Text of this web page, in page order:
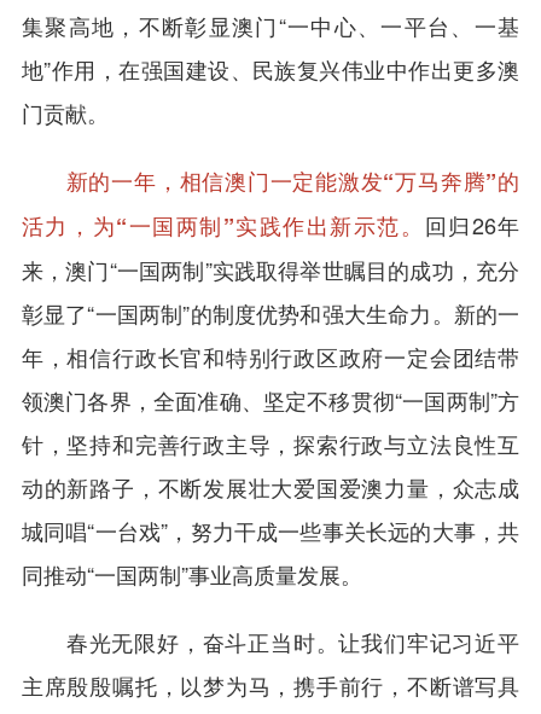
集聚高地，不断彰显澳门“一中心、一平台、一基
地”作用，在强国建设、民族复兴伟业中作出更多澳
门贡献。
新的一年，相信澳门一定能激发“万马奔腾”的
活力，为“一国两制”实践作出新示范。 回归26年
来，澳门“一国两制”实践取得举世瞩目的成功，充分
彰显了“一国两制”的制度优势和强大生命力。新的一
年，相信行政长官和特别行政区政府一定会团结带
领澳门各界，全面准确、坚定不移贯彻“一国两制”方
针，坚持和完善行政主导，探索行政与立法良性互
动的新路子，不断发展壮大爱国爱澳力量，众志成
城同唱“一台戏”，努力干成一些事关长远的大事，共
同推动“一国两制”事业高质量发展。
春光无限好，奋斗正当时。让我们牢记习近平
主席殷殷嘱托，以梦为马，携手前行，不断谱写具